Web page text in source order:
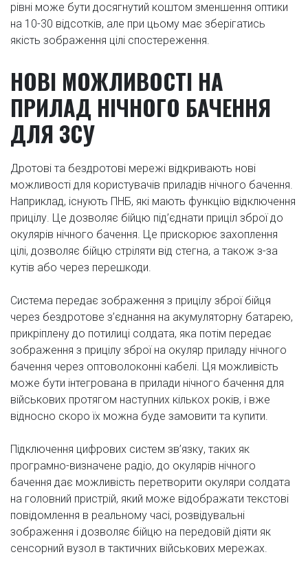
рівні може бути досягнутий коштом зменшення оптики
на 10-30 відсотків, але при цьому має зберігатись
якість зображення цілі спостереження.
НОВІ МОЖЛИВОСТІ НА
ПРИЛАД НІЧНОГО БАЧЕННЯ
ДЛЯ ЗСУ
Дротові та бездротові мережі відкривають нові
можливості для користувачів приладів нічного бачення.
Наприклад, існують ПНБ, які мають функцію відключення
прицілу. Це дозволяє бійцю під’єднати приціл зброї до
окулярів нічного бачення. Це прискорює захоплення
цілі, дозволяє бійцю стріляти від стегна, а також з-за
кутів або через перешкоди.
Система передає зображення з прицілу зброї бійця
через бездротове з’єднання на акумуляторну батарею,
прикріплену до потилиці солдата, яка потім передає
зображення з прицілу зброї на окуляр приладу нічного
бачення через оптоволоконні кабелі. Ця можливість
може бути інтегрована в прилади нічного бачення для
військових протягом наступних кількох років, і вже
відносно скоро їх можна буде замовити та купити.
Підключення цифрових систем зв’язку, таких як
програмно-визначене радіо, до окулярів нічного
бачення дає можливість перетворити окуляри солдата
на головний пристрій, який може відображати текстові
повідомлення в реальному часі, розвідувальні
зображення і дозволяє бійцю на передовій діяти як
сенсорний вузол в тактичних військових мережах.